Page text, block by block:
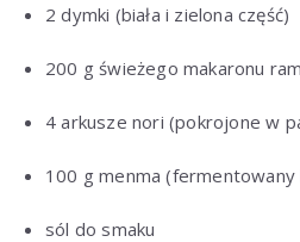
2 dymki (biała i zielona część)
200 g świeżego makaronu
4 arkusze nori (pokrojone w
100 g menma (fermentowany
sól do smaku